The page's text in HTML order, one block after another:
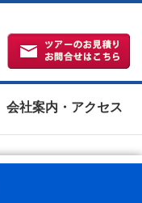
会社案内・アクセス